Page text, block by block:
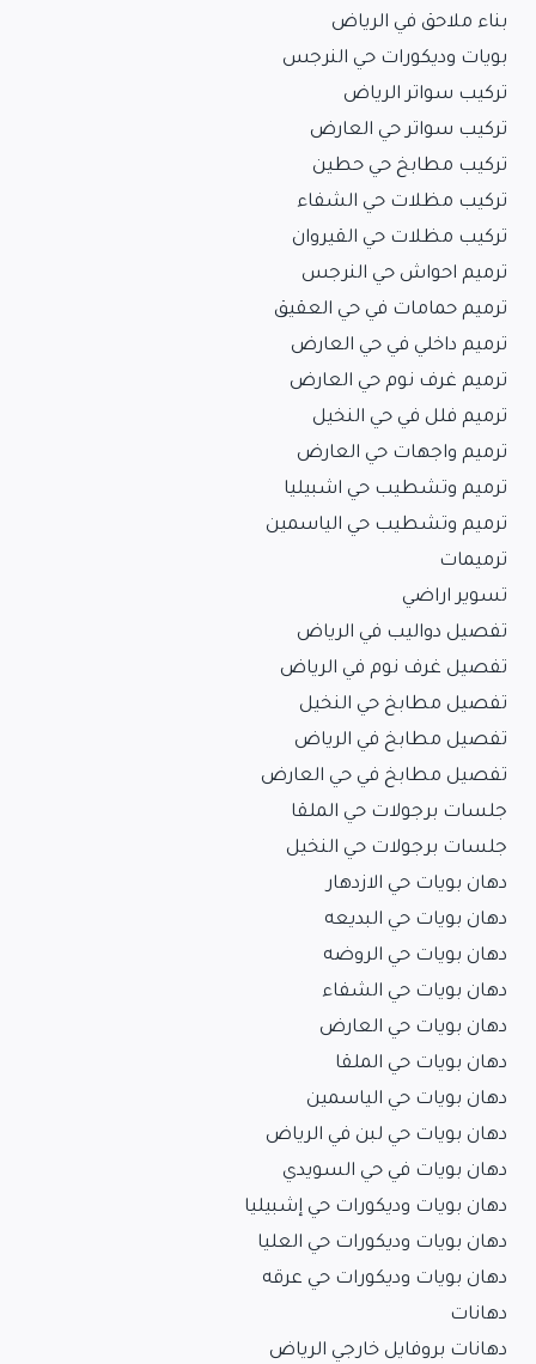
بناء ملاحق في الرياض
بويات وديكورات حي النرجس
تركيب سواتر الرياض
تركيب سواتر حي العارض
تركيب مطابخ حي حطين
تركيب مظلات حي الشفاء
تركيب مظلات حي القيروان
ترميم احواش حي النرجس
ترميم حمامات في حي العقيق
ترميم داخلي في حي العارض
ترميم غرف نوم حي العارض
ترميم فلل في حي النخيل
ترميم واجهات حي العارض
ترميم وتشطيب حي اشبيليا
ترميم وتشطيب حي الياسمين
ترميمات
تسوير اراضي
تفصيل دواليب في الرياض
تفصيل غرف نوم في الرياض
تفصيل مطابخ حي النخيل
تفصيل مطابخ في الرياض
تفصيل مطابخ في حي العارض
جلسات برجولات حي الملقا
جلسات برجولات حي النخيل
دهان بويات حي الازدهار
دهان بويات حي البديعه
دهان بويات حي الروضه
دهان بويات حي الشفاء
دهان بويات حي العارض
دهان بويات حي الملقا
دهان بويات حي الياسمين
دهان بويات حي لبن في الرياض
دهان بويات في حي السويدي
دهان بويات وديكورات حي إشبيليا
دهان بويات وديكورات حي العليا
دهان بويات وديكورات حي عرقه
دهانات
دهانات بروفايل خارجي الرياض